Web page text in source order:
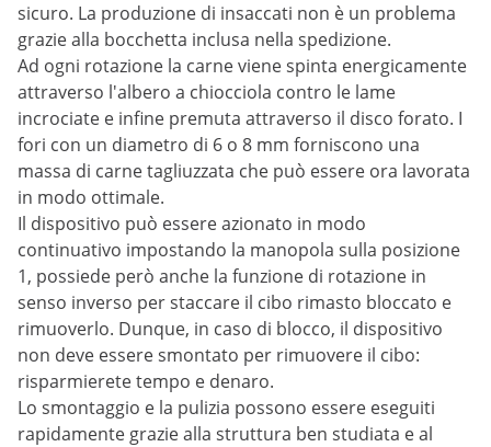
sicuro. La produzione di insaccati non è un problema
grazie alla bocchetta inclusa nella spedizione.
Ad ogni rotazione la carne viene spinta energicamente
attraverso l'albero a chiocciola contro le lame
incrociate e infine premuta attraverso il disco forato. I
fori con un diametro di 6 o 8 mm forniscono una
massa di carne tagliuzzata che può essere ora lavorata
in modo ottimale.
Il dispositivo può essere azionato in modo
continuativo impostando la manopola sulla posizione
1, possiede però anche la funzione di rotazione in
senso inverso per staccare il cibo rimasto bloccato e
rimuoverlo. Dunque, in caso di blocco, il dispositivo
non deve essere smontato per rimuovere il cibo:
risparmierete tempo e denaro.
Lo smontaggio e la pulizia possono essere eseguiti
rapidamente grazie alla struttura ben studiata e al